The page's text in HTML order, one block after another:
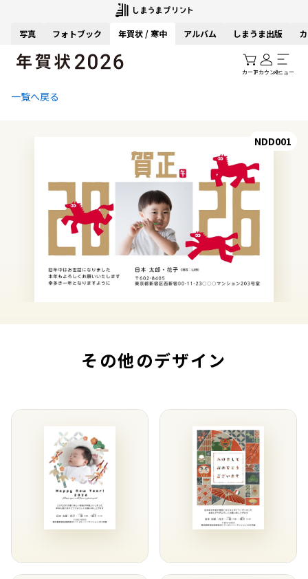
写真 フォトブック 年賀状 / 寒中 アルバム しまうま出版
カートアカウントメニュー
一覧へ戻る
NDD001
その他のデザイン